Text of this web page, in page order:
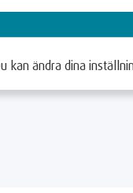
kan ändra dina